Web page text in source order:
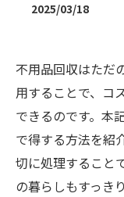
2025/03/18
不用品回収はただ
用することで、コ
できるのです。本
で得する方法を紹
切に処理すること
の暮らしもすっき